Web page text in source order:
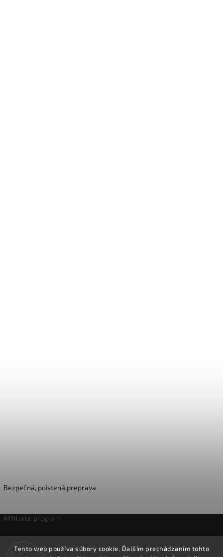
Tento web používa súbory cookie. Ďalším prechádzaním tohto
Bezpečná, poistená preprava
Affiliate program
Odstúpenie od zmluvy